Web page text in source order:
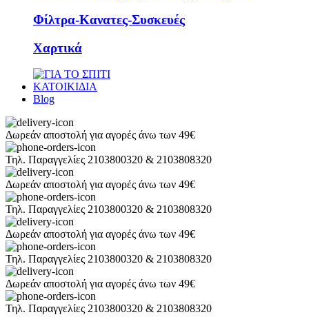
Φίλτρα-Κανατες-Συσκευές
Χαρτικά
ΚΑΤΟΙΚΙΔΙΑ
Blog
Δωρεάν αποστολή για αγορές άνω των 49€
Τηλ. Παραγγελίες 2103800320 & 2103808320
Δωρεάν αποστολή για αγορές άνω των 49€
Τηλ. Παραγγελίες 2103800320 & 2103808320
Δωρεάν αποστολή για αγορές άνω των 49€
Τηλ. Παραγγελίες 2103800320 & 2103808320
Δωρεάν αποστολή για αγορές άνω των 49€
Τηλ. Παραγγελίες 2103800320 & 2103808320